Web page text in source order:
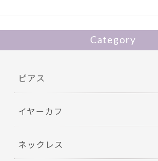
Category
ピアス
イヤーカフ
ネックレス